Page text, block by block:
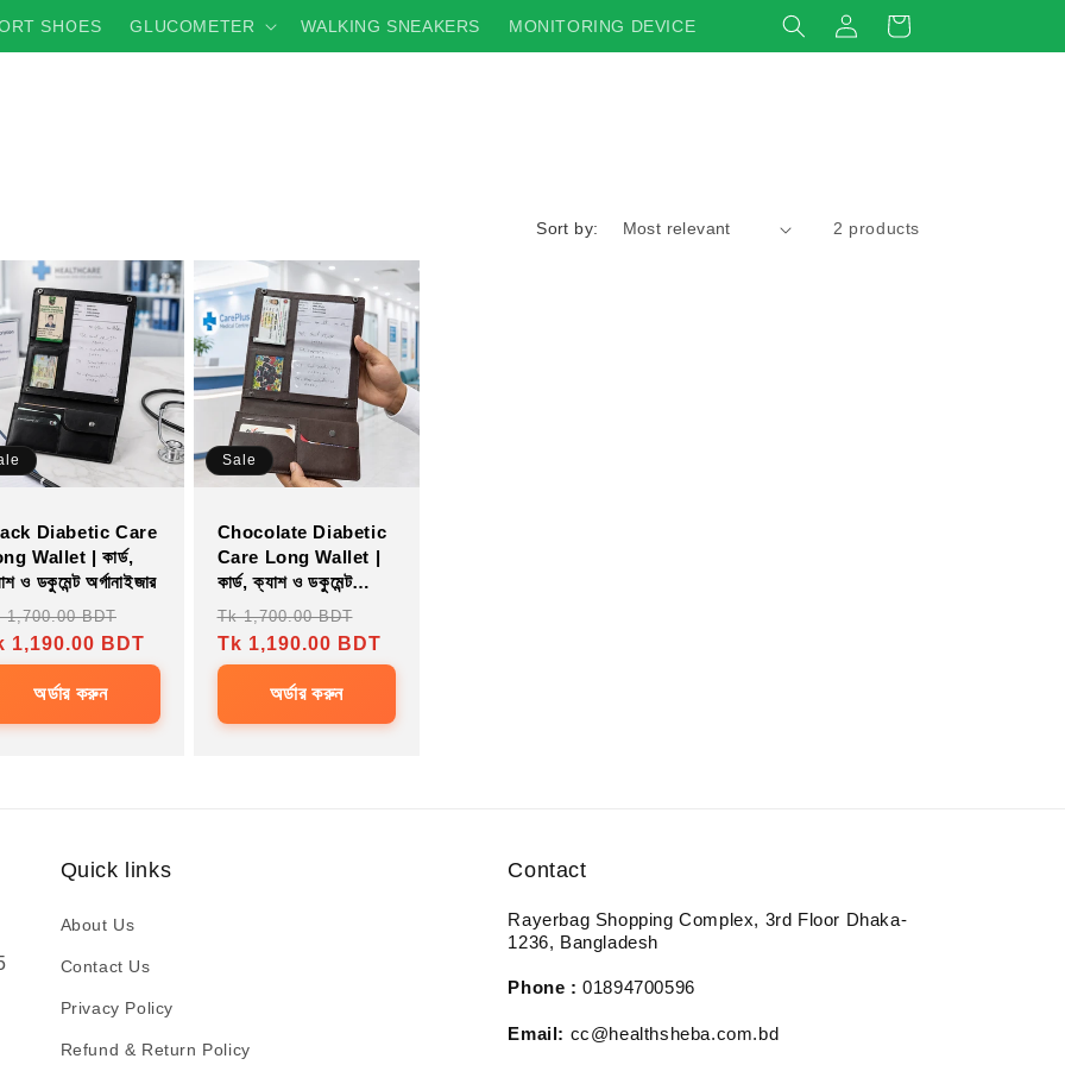
SHOES GLUCOMETER WALKING SNEAKERS MONITORING DEVICE
in
Cart
Sort by: 2 products
Diabetic Care
Wallet | কার্ড,
ও ডকুমেন্ট অর্গানাইজার
1,700.00 BDT
price
1,190.00 BDT
অর্ডার করুন
Sale
Chocolate Diabetic
Care Long Wallet |
কার্ড, ক্যাশ ও ডকুমেন্ট
অর্গানাইজার
Regular
price
Tk 1,700.00 BDT
price
Tk 1,190.00 BDT
অর্ডার করুন
Quick links
About Us
Contact Us
Privacy Policy
Refund & Return Policy
Contact
Rayerbag Shopping Complex, 3rd Floor Dhaka-
1236, Bangladesh
Phone : 01894700596
Email: cc@healthsheba.com.bd